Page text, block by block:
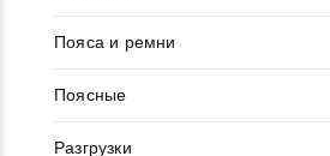
Пояса и ремни
Поясные
Разгрузки